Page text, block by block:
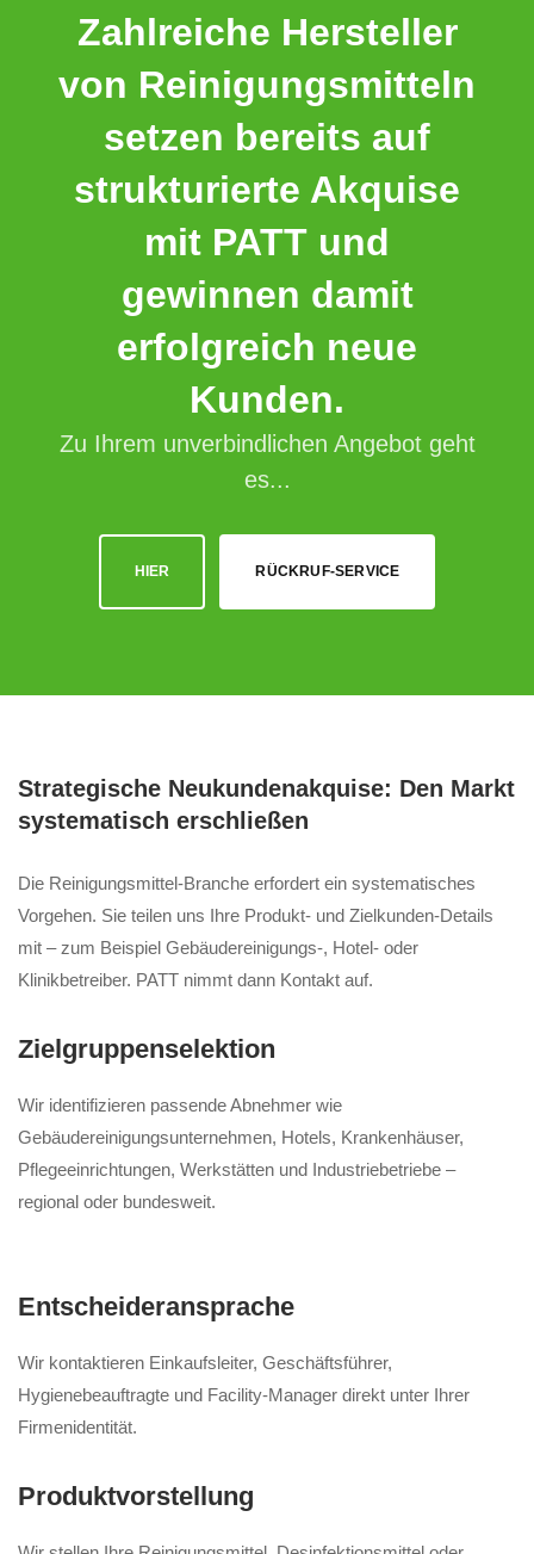
Zahlreiche Hersteller
von Reinigungsmitteln
setzen bereits auf
strukturierte Akquise
mit PATT und
gewinnen damit
erfolgreich neue
Kunden.
Zu Ihrem unverbindlichen Angebot geht
es...
HIER RÜCKRUF-SERVICE
Strategische Neukundenakquise: Den Markt
systematisch erschließen
Die Reinigungsmittel-Branche erfordert ein systematisches
Vorgehen. Sie teilen uns Ihre Produkt- und Zielkunden-Details
mit – zum Beispiel Gebäudereinigungs-, Hotel- oder
Klinikbetreiber. PATT nimmt dann Kontakt auf.
Zielgruppenselektion
Wir identifizieren passende Abnehmer wie
Gebäudereinigungsunternehmen, Hotels, Krankenhäuser,
Pflegeeinrichtungen, Werkstätten und Industriebetriebe –
regional oder bundesweit.
Entscheideransprache
Wir kontaktieren Einkaufsleiter, Geschäftsführer,
Hygienebeauftragte und Facility-Manager direkt unter Ihrer
Firmenidentität.
Produktvorstellung